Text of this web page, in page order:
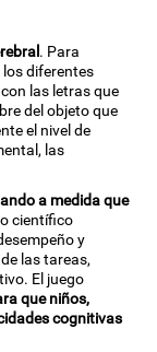
. Para
diferentes
las letras que
del objeto que
el nivel de
las
a medida que
científico
y
las tareas,
El juego
que niños,
cognitivas